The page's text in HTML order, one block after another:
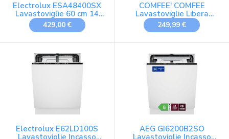
Electrolux ESA48400SX
Lavastoviglie 60 cm 14
Coperti Inox
429,00 €
COMFEE' COMFEE
Lavastoviglie Libera
Installazione, 3 Coperti,
7+3 Programmi, Bianco
249,99 €
Electrolux E62LD100S
Lavastoviglie Incasso
AEG GI6200B2SO
Lavastoviglie Incasso